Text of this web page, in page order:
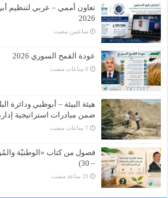
تعاون أممي – عربي لتنظيم
2026
‏ساعتين مضت
عودة القمح السوري 2026
هيئة البيئة – أبوظبي ودائرة
ضمن مبادرات استراتيجية
– 30)